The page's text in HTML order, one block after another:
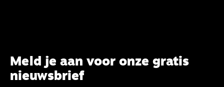
Meld je aan voor onze gratis
nieuwsbrief